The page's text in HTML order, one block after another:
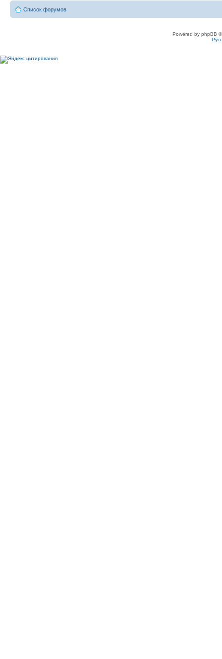
Список форумов
Powered by phpBB